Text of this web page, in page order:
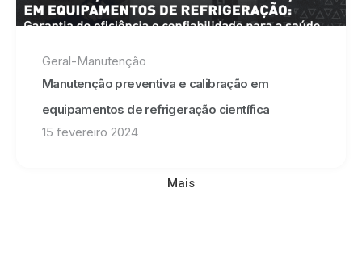
Geral-Manutenção
Manutenção preventiva e calibração em
equipamentos de refrigeração científica
15 fevereiro 2024
Mais